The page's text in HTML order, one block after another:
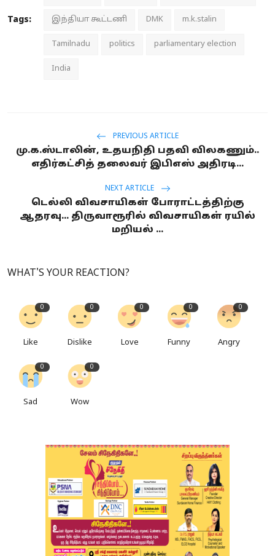
Tags: இந்தியா கூட்டணி DMK m.k.stalin
Tamilnadu politics parliamentary election
India
PREVIOUS ARTICLE
மு.க.ஸ்டாலின், உதயநிதி பதவி விலகணும்..
எதிர்கட்சித் தலைவர் இபிஎஸ் அதிரடி...
NEXT ARTICLE
டெல்லி விவசாயிகள் போராட்டத்திற்கு
ஆதரவு... திருவாரூரில் விவசாயிகள் ரயில்
மறியல் ...
WHAT'S YOUR REACTION?
0
Like
0
Dislike
0
Love
0
Funny
0
Angry
0
Sad
0
Wow